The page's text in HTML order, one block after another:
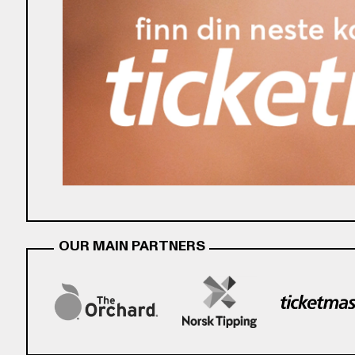
OUR MAIN PARTNERS